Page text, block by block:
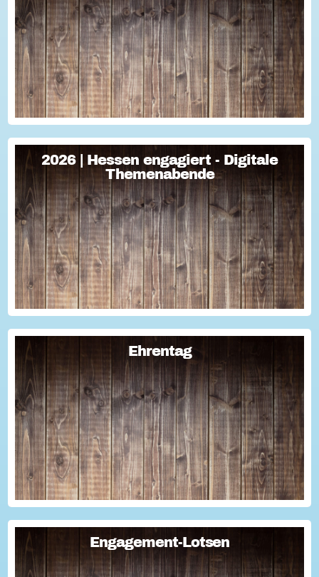
Freiwilligenmanagement Kompakt Strategisches
Freiwilligenmanagement und praktische Umsetzung Im Fokus
Teil 1 Für Engagement begeistern: Freiwillige gewinnen Im
Fokus Teil 2 Eine Frage der H...
2026 | Hessen engagiert - Digitale
Themenabende
2026 | Hessen engagiert - Digitale
Themenabende
Sie haben Fragen zum Thema "Versicherung im Ehrenamt"?
Oder wollten schon immer mal lernen, wie man Engagement-
Geschichten für die Öffentlichkeitsarbeit des Vereins
nutzen kann? Dann haben wir da was!...
Ehrentag
Ehrentag
Macht den Ehrentag mit eurer Aktion zu eurem "hessischen
Ehrentag"...
Engagement-Lotsen
Engagement-Lotsen
Engagement-Lotsen tragen zu einer lebendigen